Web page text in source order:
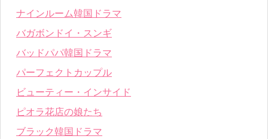
ナインルーム韓国ドラマ
バガボンドイ・スンギ
バッドパパ韓国ドラマ
パーフェクトカップル
ビューティー・インサイド
ピオラ花店の娘たち
ブラック韓国ドラマ